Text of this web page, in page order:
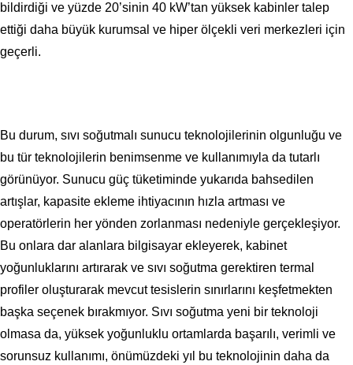
bildirdiği ve yüzde 20’sinin 40 kW’tan yüksek kabinler talep
ettiği daha büyük kurumsal ve hiper ölçekli veri merkezleri için
geçerli.
Bu durum, sıvı soğutmalı sunucu teknolojilerinin olgunluğu ve
bu tür teknolojilerin benimsenme ve kullanımıyla da tutarlı
görünüyor. Sunucu güç tüketiminde yukarıda bahsedilen
artışlar, kapasite ekleme ihtiyacının hızla artması ve
operatörlerin her yönden zorlanması nedeniyle gerçekleşiyor.
Bu onlara dar alanlara bilgisayar ekleyerek, kabinet
yoğunluklarını artırarak ve sıvı soğutma gerektiren termal
profiler oluşturarak mevcut tesislerin sınırlarını keşfetmekten
başka seçenek bırakmıyor. Sıvı soğutma yeni bir teknoloji
olmasa da, yüksek yoğunluklu ortamlarda başarılı, verimli ve
sorunsuz kullanımı, önümüzdeki yıl bu teknolojinin daha da